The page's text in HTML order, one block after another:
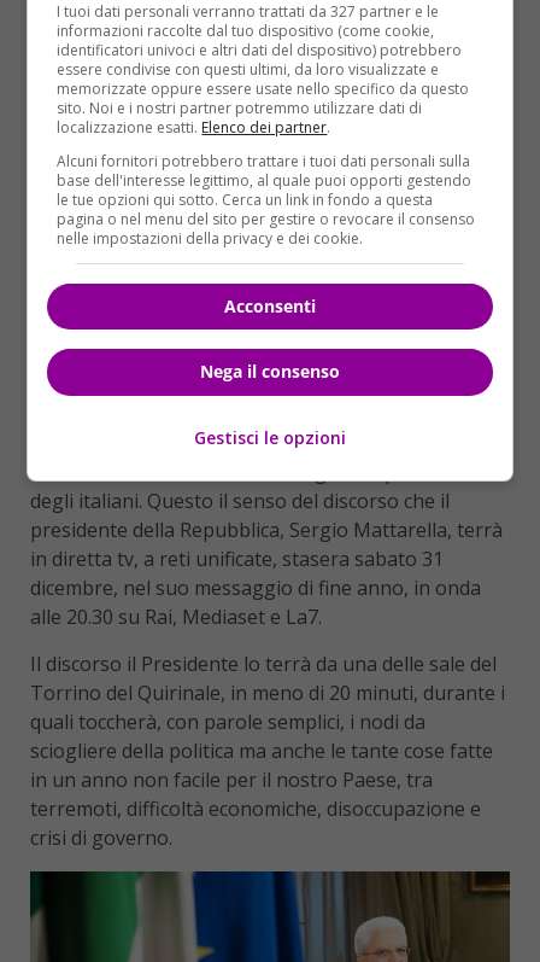
Ore 20.30 +++ Il presidente ha cominciato il suo
messaggio di fine anno +++
Sara un discorso attento al disagio e ai problemi
degli italiani. Questo il senso del discorso che il
presidente della Repubblica, Sergio Mattarella, terrà
in diretta tv, a reti unificate, stasera sabato 31
dicembre, nel suo messaggio di fine anno, in onda
alle 20.30 su Rai, Mediaset e La7.
Il discorso il Presidente lo terrà da una delle sale del
Torrino del Quirinale, in meno di 20 minuti, durante i
quali toccherà, con parole semplici, i nodi da
sciogliere della politica ma anche le tante cose fatte
in un anno non facile per il nostro Paese, tra
terremoti, difficoltà economiche, disoccupazione e
crisi di governo.
I tuoi dati personali verranno trattati da 327 partner e le
informazioni raccolte dal tuo dispositivo (come cookie,
identificatori univoci e altri dati del dispositivo) potrebbero
essere condivise con questi ultimi, da loro visualizzate e
memorizzate oppure essere usate nello specifico da questo
sito. Noi e i nostri partner potremmo utilizzare dati di
localizzazione esatti. Elenco dei partner.
Alcuni fornitori potrebbero trattare i tuoi dati personali sulla
base dell'interesse legittimo, al quale puoi opporti gestendo
le tue opzioni qui sotto. Cerca un link in fondo a questa
pagina o nel menu del sito per gestire o revocare il consenso
nelle impostazioni della privacy e dei cookie.
Acconsenti
Nega il consenso
Gestisci le opzioni